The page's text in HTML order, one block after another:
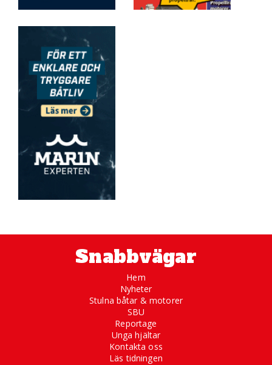
Snabbvägar
Hem
Nyheter
Stulna båtar & motorer
SBU
Reportage
Unga hjältar
Kontakta oss
Läs tidningen